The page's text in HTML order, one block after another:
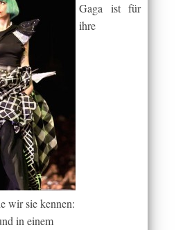
wir sie kennen:
in einem
Gaga ist für
ihre